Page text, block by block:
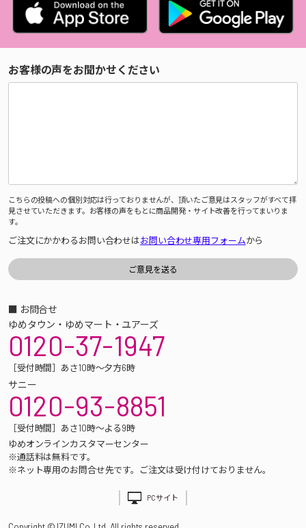
お客様の声をお聞かせください
こちらの投稿への個別対応は行っておりませんが、頂いたご意見はスタッフがすべて拝
見させていただきます。お客様の声をもとに商品開発・サイト改善を行ってまいりま
す。
ご注文にかかわるお問い合わせはお問い合わせ専用フォームから
■ お問合せ
ゆめタウン・ゆめマート・ユアーズ
0120-37-1947
［受付時間］あさ10時～夕方6時
サニー
0120-93-8851
［受付時間］あさ10時～よる9時
ゆめオンラインカスタマーセンター
※通話料は無料です。
※ネット専用のお問合せ先です。ご注文は受け付けておりません。
PCサイト